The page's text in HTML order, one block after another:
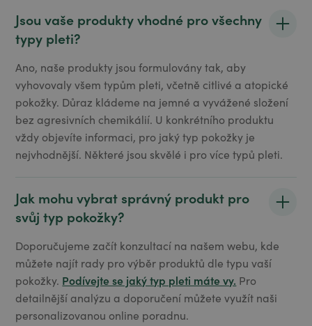
Jsou vaše produkty vhodné pro všechny
typy pleti?
Ano, naše produkty jsou formulovány tak, aby
vyhovovaly všem typům pleti, včetně citlivé a atopické
pokožky. Důraz kládeme na jemné a vyvážené složení
bez agresivních chemikálií. U konkrétního produktu
vždy objevíte informaci, pro jaký typ pokožky je
nejvhodnější. Některé jsou skvělé i pro více typů pleti.
Jak mohu vybrat správný produkt pro
svůj typ pokožky?
Doporučujeme začít konzultací na našem webu, kde
můžete najít rady pro výběr produktů dle typu vaší
pokožky. Podívejte se jaký typ pleti máte vy. Pro
detailnější analýzu a doporučení můžete využít naši
personalizovanou online poradnu.